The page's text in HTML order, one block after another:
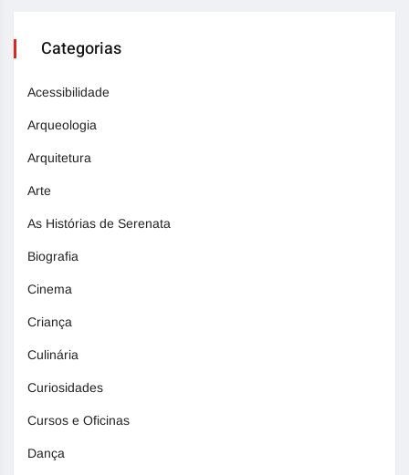
Categorias
Acessibilidade
Arqueologia
Arquitetura
Arte
As Histórias de Serenata
Biografia
Cinema
Criança
Culinária
Curiosidades
Cursos e Oficinas
Dança